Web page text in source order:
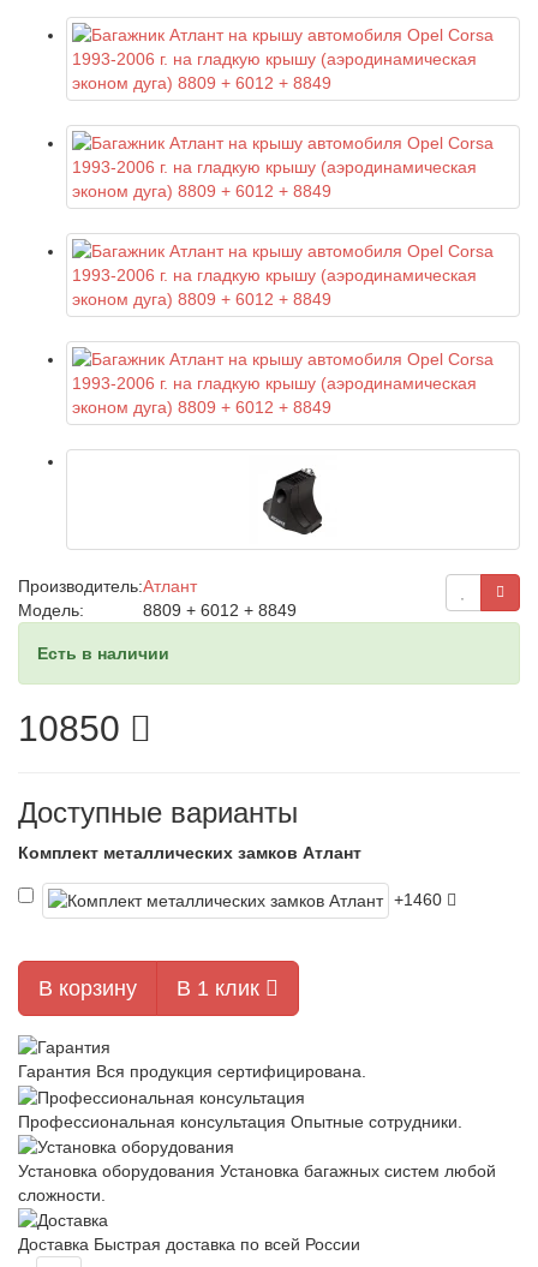
Производитель:Атлант
Модель:
8809 + 6012 + 8849
Есть в наличии
10850
Доступные варианты
Комплект металлических замков Атлант
+1460
В корзину В 1 клик
Гарантия Вся продукция сертифицирована.
Профессиональная консультация Опытные сотрудники.
Установка оборудования Установка багажных систем любой
сложности.
Доставка Быстрая доставка по всей России